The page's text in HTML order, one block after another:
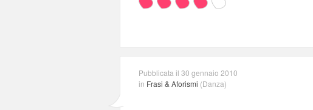
Pubblicata il 30 gennaio 2010
in Frasi & Aforismi (Danza)